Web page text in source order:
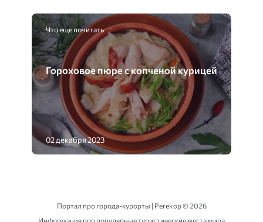
Что еще почитать
Гороховое пюре с копченой курицей
02 декабря 2023
Портал про города-курорты | Perekop ©2026
Информация про популярные туристические места мира